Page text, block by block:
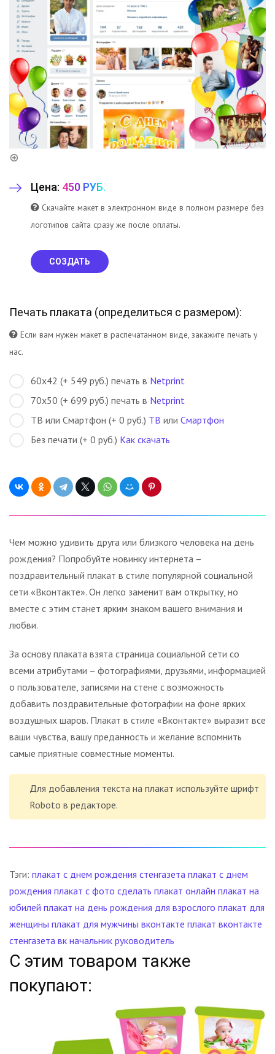
Цена: 450 РУБ.
Скачайте макет в электронном виде в полном размере без
логотипов сайта сразу же после оплаты.
СОЗДАТЬ
Печать плаката (определиться с размером):
Если вам нужен макет в распечатанном виде, закажите печать у
нас.
60х42 (+ 549 руб.) печать в Netprint
70х50 (+ 699 руб.) печать в Netprint
ТВ или Смартфон (+ 0 руб.) ТВ или Смартфон
Без печати (+ 0 руб.) Как скачать
Чем можно удивить друга или близкого человека на день
рождения? Попробуйте новинку интернета –
поздравительный плакат в стиле популярной социальной
сети «Вконтакте». Он легко заменит вам открытку, но
вместе с этим станет ярким знаком вашего внимания и
любви.
За основу плаката взята страница социальной сети со
всеми атрибутами – фотографиями, друзьями, информацией
о пользователе, записями на стене с возможность
добавить поздравительные фотографии на фоне ярких
воздушных шаров. Плакат в стиле «Вконтакте» выразит все
ваши чувства, вашу преданность и желание вспомнить
самые приятные совместные моменты.
Для добавления текста на плакат используйте шрифт
Roboto в редакторе.
Тэги: плакат с днем рождения стенгазета плакат с днем
рождения плакат с фото сделать плакат онлайн плакат на
юбилей плакат на день рождения для взрослого плакат для
женщины плакат для мужчины вконтакте плакат вконтакте
стенгазета вк начальник руководитель
С этим товаром также
покупают: